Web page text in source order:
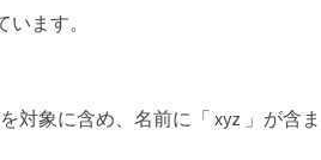
ます。
対象に含め、名前に「 xyz 」が含ま